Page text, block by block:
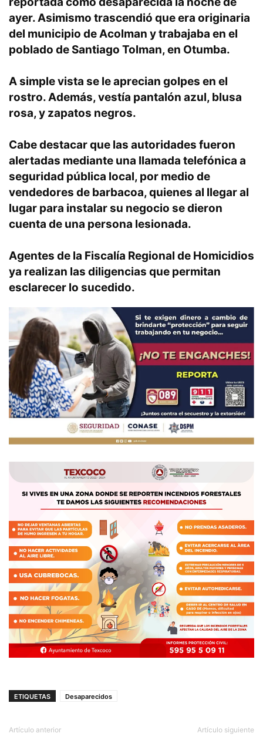
ayer. Asimismo trascendió que era originaria
del municipio de Acolman y trabajaba en el
poblado de Santiago Tolman, en Otumba.
A simple vista se le aprecian golpes en el
rostro. Además, vestía pantalón azul, blusa
rosa, y zapatos negros.
Cabe destacar que las autoridades fueron
alertadas mediante una llamada telefónica a
seguridad pública local, por medio de
vendedores de barbacoa, quienes al llegar al
lugar para instalar su negocio se dieron
cuenta de una persona lesionada.
Agentes de la Fiscalía Regional de Homicidios
ya realizan las diligencias que permitan
esclarecer lo sucedido.
ETIQUETAS Desaparecidos
Artículo anterior Artículo siguiente